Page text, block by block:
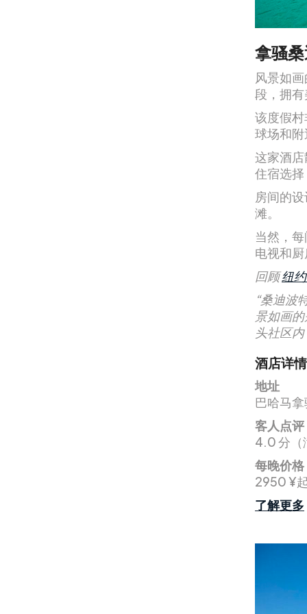
拿骚
风景如
段，拥
该度假
球场和
这家酒
住宿选
房间的
滩。
当然，
电视和
回顾纽
“桑迪波
景如画
头社区
酒店详情
地址
巴哈马
客人点评
4.0 分（
每晚价格
2950 ¥
了解更多